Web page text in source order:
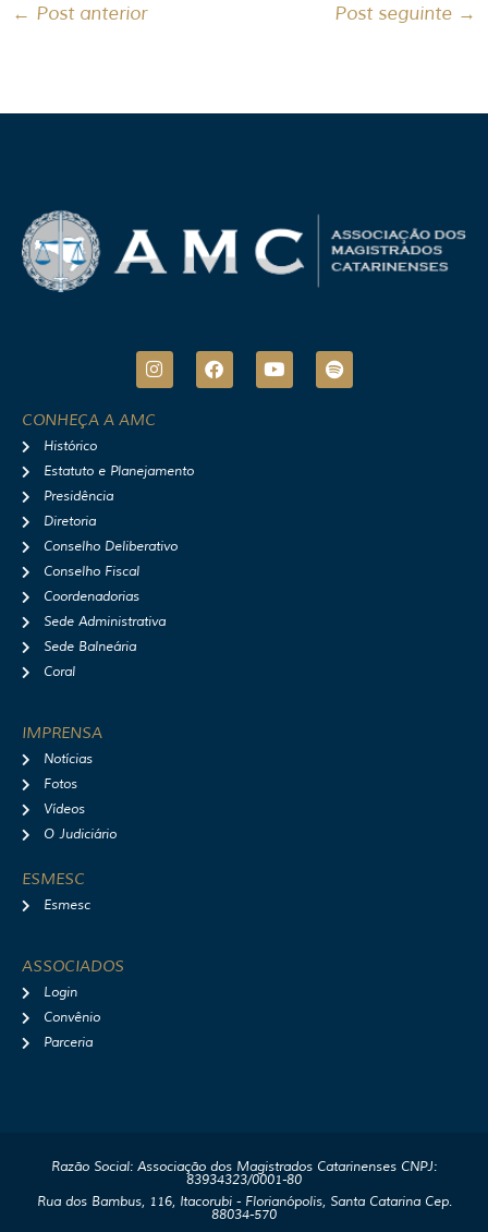
← Post anterior Post seguinte →
I
n
t
r
F
a
Y
o
S
p
CONHEÇA A AMC
Histórico
Estatuto e Planejamento
Presidência
Diretoria
Conselho Deliberativo
Conselho Fiscal
Coordenadorias
Sede Administrativa
Sede Balneária
Coral
IMPRENSA
Notícias
Fotos
Vídeos
O Judiciário
ESMESC
Esmesc
ASSOCIADOS
Login
Convênio
Parceria
Razão Social: Associação dos Magistrados Catarinenses CNPJ:
83934323/0001-80
Rua dos Bambus, 116, Itacorubi - Florianópolis, Santa Catarina Cep.
88034-570